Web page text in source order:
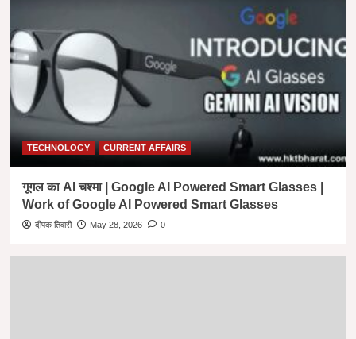
TECHNOLOGY CURRENT AFFAIRS
गूगल का AI चश्मा | Google AI Powered Smart Glasses |
Work of Google AI Powered Smart Glasses
दीपक तिवारी May 28, 2026 0